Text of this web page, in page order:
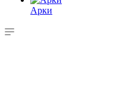
Арки